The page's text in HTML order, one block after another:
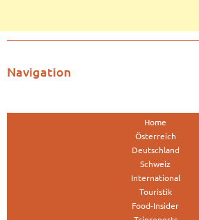
Navigation
Home
Österreich
Deutschland
Schweiz
International
Touristik
Food-Insider